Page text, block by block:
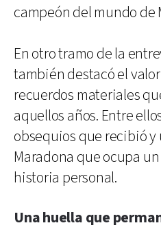
campeón del mundo de
En otro tramo de la
también destacó el
recuerdos materiales
aquellos años. Entre
obsequios que recibió
Maradona que ocupa
historia personal.
Una huella que